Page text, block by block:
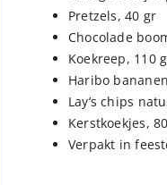
Pretzels, 40 gr
Chocolade
Koekreep, 110
Haribo
Lay’s chips
Kerstkoekjes,
Verpakt in